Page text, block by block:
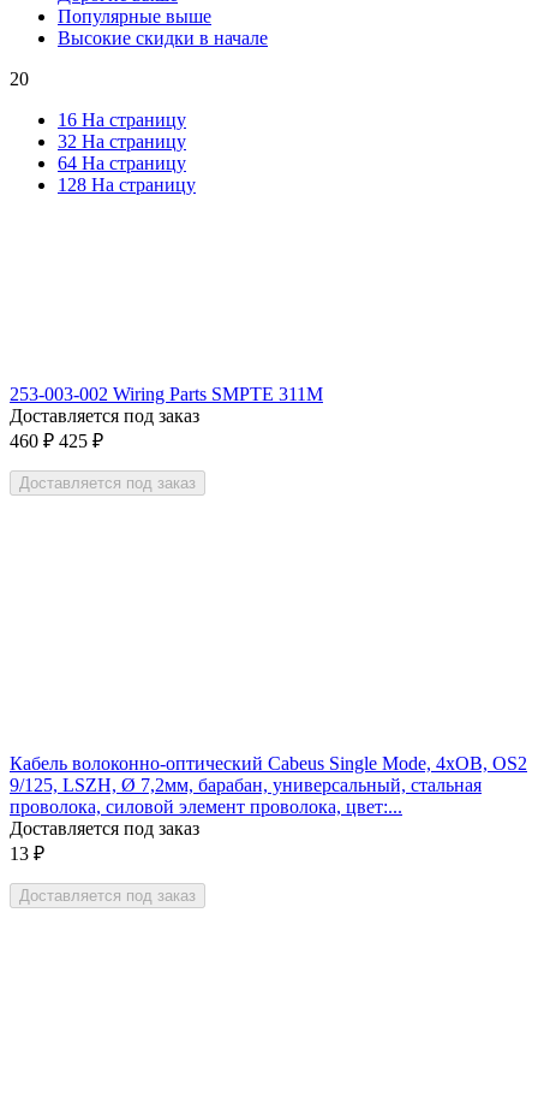
Популярные выше
Высокие скидки в начале
20
16 На страницу
32 На страницу
64 На страницу
128 На страницу
253-003-002 Wiring Parts SMPTE 311M
Доставляется под заказ
460 ₽ 425 ₽
Доставляется под заказ
Кабель волоконно-оптический Cabeus Single Mode, 4хОВ, OS2
9/125, LSZH, Ø 7,2мм, барабан, универсальный, стальная
проволока, силовой элемент проволока, цвет:...
Доставляется под заказ
13 ₽
Доставляется под заказ